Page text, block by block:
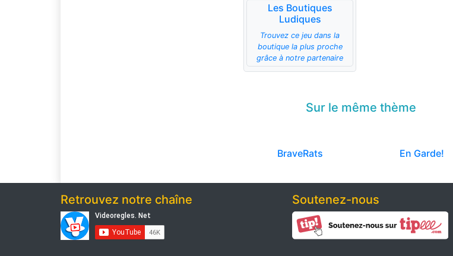
Les Boutiques
Ludiques
Trouvez ce jeu dans la
boutique la plus proche
grâce à notre partenaire
Sur le même thème
BraveRats En Garde!
Retrouvez notre chaîne Soutenez-nous